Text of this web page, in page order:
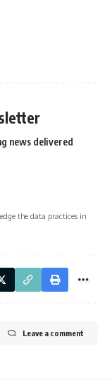
news delivered
the data practices in
Leave a comment